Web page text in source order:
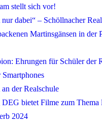
stellt sich vor!
dabei“ – Schöllnacher
Martinsgänsen in der
Ehrungen für Schüler der
der Realschule
bietet Filme zum Thema
2024